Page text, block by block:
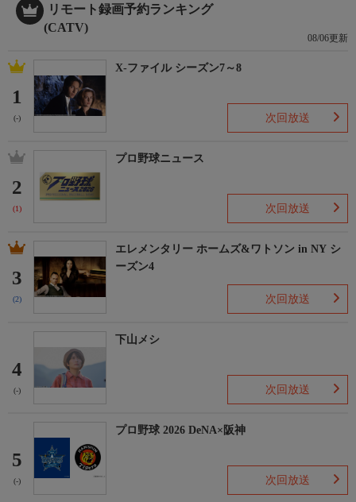
リモート録画予約ランキング
(CATV)
08/06更新
1
(-)
X-ファイル シーズン7～8
次回放送
2
(1)
プロ野球ニュース
次回放送
3
(2)
エレメンタリー ホームズ&ワトソン in NY シ
ーズン4
次回放送
4
(-)
下山メシ
次回放送
5
(-)
プロ野球 2026 DeNA×阪神
次回放送